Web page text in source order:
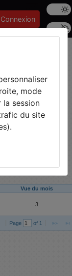
Connexion
Mode
Police
Vue du mois
3
Page of 1
mode
la session
du site